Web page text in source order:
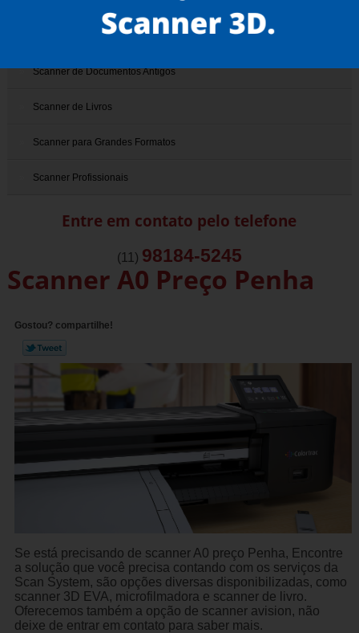
Scanner de Documentos
Scanner de Documentos Antigos
Scanner de Livros
Scanner para Grandes Formatos
Scanner Profissionais
Entre em contato pelo telefone
(11) 98184-5245
Scanner A0 Preço Penha
Gostou? compartilhe!
Se está precisando de scanner A0 preço Penha, Encontre
a solução que você precisa contando com os serviços da
Scan System, são opções diversas disponibilizadas, como
scanner 3D EVA, microfilmadora e scanner de livro.
Oferecemos também a opção de scanner avision, não
deixe de entrar em contato para saber mais.